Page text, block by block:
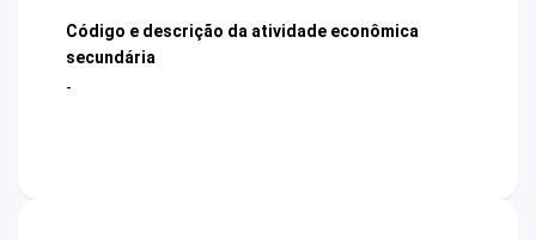
Código e descrição da atividade econômica
secundária
-